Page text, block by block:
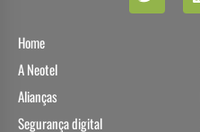
Home
A Neotel
Alianças
Segurança digital